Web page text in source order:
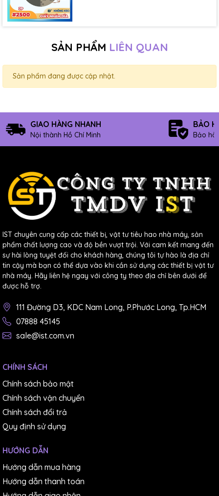
SẢN PHẨM LIÊN QUAN
Sản phẩm đang được cập nhật.
GIAO HÀNG NHANH
Nội thành Hồ Chí Minh
BẢO
Bảo
IST chuyên cung cấp các thiết bị, vật tư tiêu hao nhà máy, sản
phẩm chất lượng cao và độ bền vượt trội. Với cam kết mang đến
sự hài lòng tuyệt đối cho khách hàng, chúng tôi tự hào là địa chỉ
tin cậy mà bạn có thể dựa vào khi cần sử dụng các thiết bị vật tư
nhà máy. Hãy liên hệ ngay với công ty theo địa chỉ bên dưới để
được hỗ trợ.
111 Đường D3, KDC Nam Long, P.Phước Long, Tp.HCM
07888 45145
sale@ist.com.vn
CHÍNH SÁCH
Chính sách bảo mật
Chính sách vận chuyển
Chính sách đổi trả
Quy định sử dụng
HƯỚNG DẪN
Hướng dẫn mua hàng
Hướng dẫn thanh toán